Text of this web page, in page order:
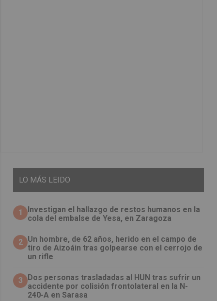
LO MÁS LEIDO
1
Investigan el hallazgo de restos humanos en la
cola del embalse de Yesa, en Zaragoza
2 Un hombre, de 62 años, herido en el campo de
tiro de Aizoáin tras golpearse con el cerrojo de
un rifle
3
​Dos personas trasladadas al HUN tras sufrir un
accidente por colisión frontolateral en la N-
240-A en Sarasa